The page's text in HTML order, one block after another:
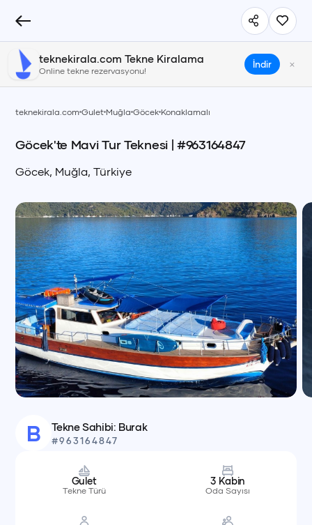
teknekirala.com Tekne Kiralama
Online tekne rezervasyonu!
İndir ×
teknekirala.com Gulet Muğla Göcek Konaklamalı
Göcek'te Mavi Tur Teknesi| #963164847
Göcek, Muğla,Türkiye
B Tekne Sahibi: Burak
#963164847
Gulet
Tekne Türü
3 Kabin
Oda Sayısı